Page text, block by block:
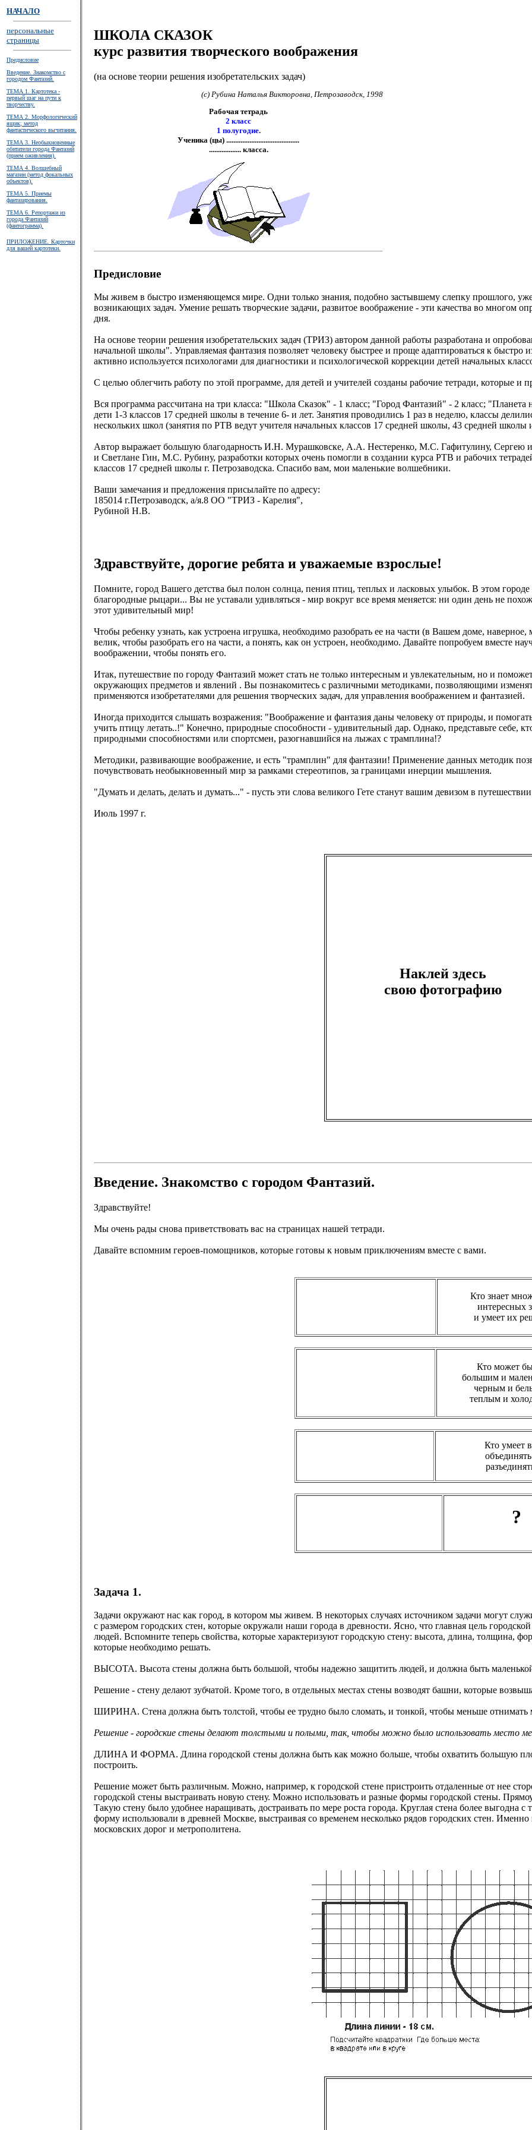
НАЧАЛО
персональные
страницы
Предисловие
Введение. Знакомство с
городом Фантазий.
ТЕМА 1. Картотека -
первый шаг на пути к
творчеству.
ТЕМА 2. Морфологический
ящик; метод
фантастического вычитания.
ТЕМА 3. Необыкновенные
обитатели города Фантазий
(прием оживления).
ТЕМА 4. Волшебный
магазин (метод фокальных
объектов).
ТЕМА 5. Приемы
фантазирования.
ТЕМА 6. Репортажи из
города Фантазий
(фантограмма).
ПРИЛОЖЕНИЕ. Карточки
для вашей картотеки.
ШКОЛА СКАЗОК
курс развития творческого воображения
(на основе теории решения изобретательских задач)
(c) Рубина Наталья Викторовна, Петрозаводск, 1998
Рабочая тетрадь
2 класс
1 полугодие.
Ученика (цы) .........................................
.................. класса.
Предисловие
Мы живем в быстро изменяющемся мире. Одни только знания, подобно застывшему слепку прошлого,
возникающих задач. Умение решать творческие задачи, развитое воображение - эти качества во многом
дня.
На основе теории решения изобретательских задач (ТРИЗ) автором данной работы разработана и
начальной школы". Управляемая фантазия позволяет человеку быстрее и проще адаптироваться к
активно используется психологами для диагностики и психологической коррекции детей начальных
С целью облегчить работу по этой программе, для детей и учителей созданы рабочие тетради, которые и
Вся программа рассчитана на три класса: "Школа Сказок" - 1 класс; "Город Фантазий" - 2 класс;
дети 1-3 классов 17 средней школы в течение 6- и лет. Занятия проводились 1 раз в неделю, классы
нескольких школ (занятия по РТВ ведут учителя начальных классов 17 средней школы, 43 средней школы
Автор выражает большую благодарность И.Н. Мурашковске, А.А. Нестеренко, М.С. Гафитулину,
и Светлане Гин, М.С. Рубину, разработки которых очень помогли в создании курса РТВ и рабочих
классов 17 средней школы г. Петрозаводска. Спасибо вам, мои маленькие волшебники.
Ваши замечания и предложения присылайте по адресу:
185014 г.Петрозаводск, а/я.8 ОО "ТРИЗ - Карелия",
Рубиной Н.В.
Здравствуйте, дорогие ребята и уважаемые взрослые!
Помните, город Вашего детства был полон солнца, пения птиц, теплых и ласковых улыбок. В этом
благородные рыцари... Вы не уставали удивляться - мир вокруг все время меняется: ни один день не
этот удивительный мир!
Чтобы ребенку узнать, как устроена игрушка, необходимо разобрать ее на части (в Вашем доме,
велик, чтобы разобрать его на части, а понять, как он устроен, необходимо. Давайте попробуем вместе
воображении, чтобы понять его.
Итак, путешествие по городу Фантазий может стать не только интересным и увлекательным, но и
окружающих предметов и явлений . Вы познакомитесь с различными методиками, позволяющими
применяются изобретателями для решения творческих задач, для управления воображением и фантазией.
Иногда приходится слышать возражения: "Воображение и фантазия даны человеку от природы, и
учить птицу летать..!" Конечно, природные способности - удивительный дар. Однако, представьте себе,
природными способностями или спортсмен, разогнавшийся на лыжах с трамплина!?
Методики, развивающие воображение, и есть "трамплин" для фантазии! Применение данных методик
почувствовать необыкновенный мир за рамками стереотипов, за границами инерции мышления.
"Думать и делать, делать и думать..." - пусть эти слова великого Гете станут вашим девизом в
Июль 1997 г.
Наклей здесь
свою фотографию
Введение. Знакомство с городом Фантазий.
Здравствуйте!
Мы очень рады снова приветствовать вас на страницах нашей тетради.
Давайте вспомним героев-помощников, которые готовы к новым приключениям вместе с вами.
Кто знает
интересных
и умеет их
Кто может
большим и
черным и
теплым и
Кто умеет
?
Задача 1.
Задачи окружают нас как город, в котором мы живем. В некоторых случаях источником задачи могут
с размером городских стен, которые окружали наши города в древности. Ясно, что главная цель
людей. Вспомните теперь свойства, которые характеризуют городскую стену: высота, длина, толщина,
которые необходимо решать.
ВЫСОТА. Высота стены должна быть большой, чтобы надежно защитить людей, и должна быть
Решение - стену делают зубчатой. Кроме того, в отдельных местах стены возводят башни, которые
ШИРИНА. Стена должна быть толстой, чтобы ее трудно было сломать, и тонкой, чтобы меньше отнимать
Решение - городские стены делают толстыми и полыми, так, чтобы можно было использовать место
ДЛИНА И ФОРМА. Длина городской стены должна быть как можно больше, чтобы охватить большую
построить.
Решение может быть различным. Можно, например, к городской стене пристроить отдаленные от нее
городской стены выстраивать новую стену. Можно использовать и разные формы городской стены.
Такую стену было удобнее наращивать, достраивать по мере роста города. Круглая стена более выгодна
форму использовали в древней Москве, выстраивая со временем несколько рядов городских стен.
московских дорог и метрополитена.